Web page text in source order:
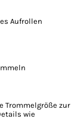
Aufrollen
Trommelgröße zur
wie